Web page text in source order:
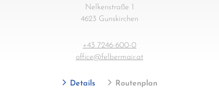
Nelkenstraße 1
4623 Gunskirchen
+43 7246-600-0
office@felbermair.at
Details Routenplan